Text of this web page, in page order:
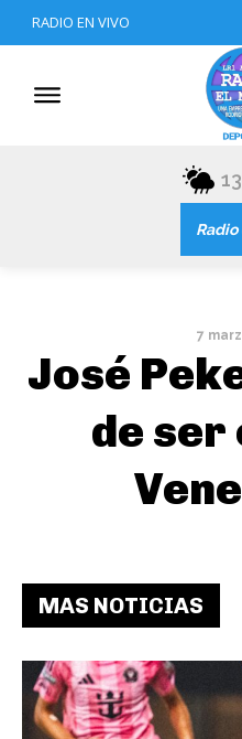
RADIO EN VIVO
13
Radio
7
José
de ser
MAS NOTICIAS